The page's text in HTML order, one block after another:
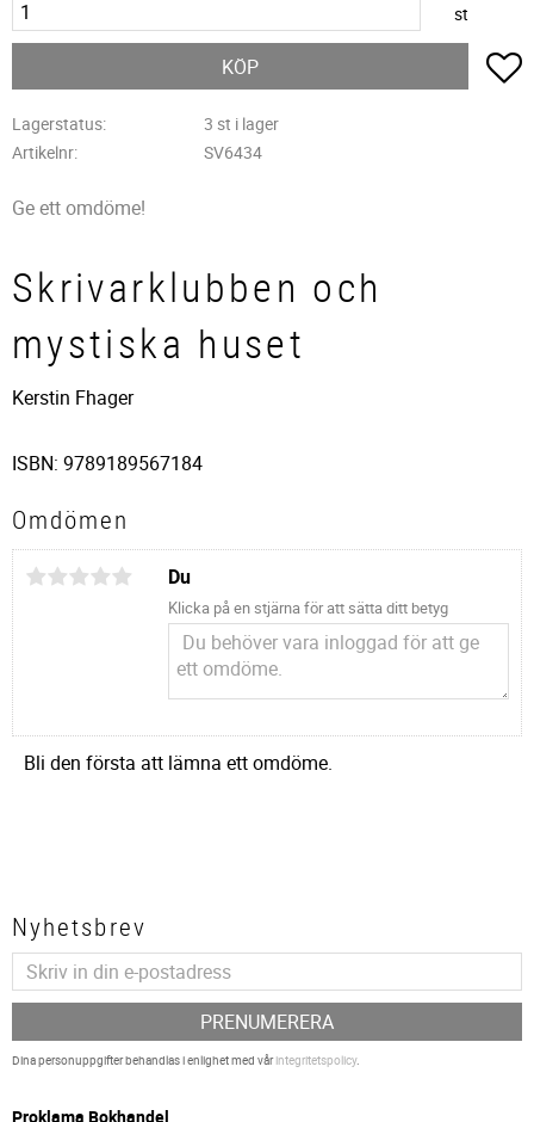
st
KÖP
Lagerstatus
3 st i lager
Artikelnr
SV6434
Ge ett omdöme!
Skrivarklubben och
mystiska huset
Kerstin Fhager
ISBN: 9789189567184
Omdömen
Du
Klicka på en stjärna för att sätta ditt betyg
Bli den första att lämna ett omdöme.
Nyhetsbrev
PRENUMERERA
Dina personuppgifter behandlas i enlighet med vårintegritetspolicy.
Proklama Bokhandel